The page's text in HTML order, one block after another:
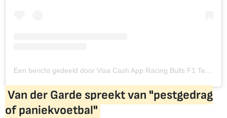
Van der Garde spreekt van "pestgedrag
of paniekvoetbal"